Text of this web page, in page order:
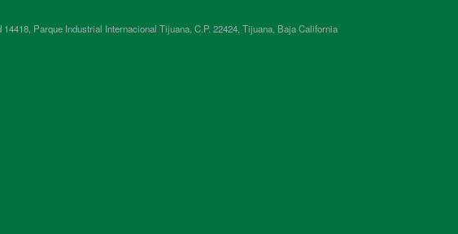
Parque Industrial Internacional Tijuana, C.P. 22424, Tijuana, Baja California